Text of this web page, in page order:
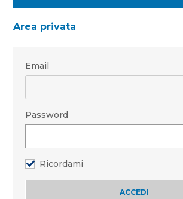
Area privata
Email
Password
Ricordami